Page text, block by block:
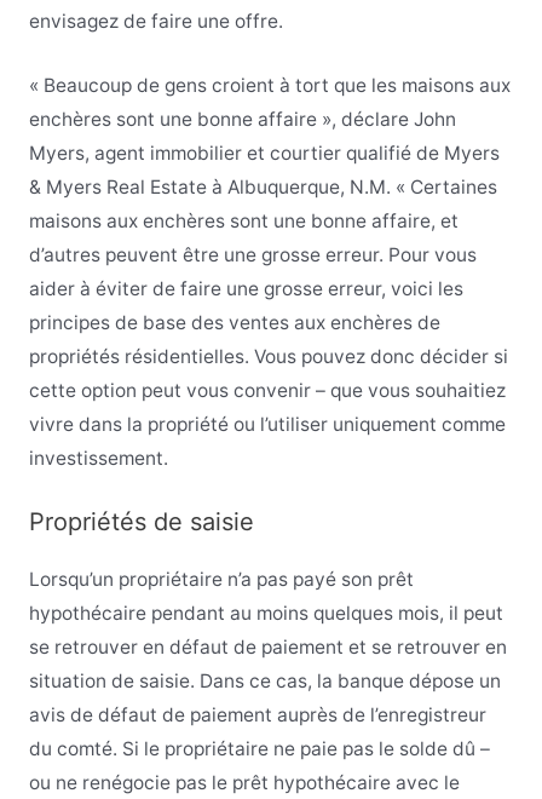
envisagez de faire une offre.
« Beaucoup de gens croient à tort que les maisons aux
enchères sont une bonne affaire », déclare John
Myers, agent immobilier et courtier qualifié de Myers
& Myers Real Estate à Albuquerque, N.M. « Certaines
maisons aux enchères sont une bonne affaire, et
d’autres peuvent être une grosse erreur. Pour vous
aider à éviter de faire une grosse erreur, voici les
principes de base des ventes aux enchères de
propriétés résidentielles. Vous pouvez donc décider si
cette option peut vous convenir – que vous souhaitiez
vivre dans la propriété ou l’utiliser uniquement comme
investissement.
Propriétés de saisie
Lorsqu’un propriétaire n’a pas payé son prêt
hypothécaire pendant au moins quelques mois, il peut
se retrouver en défaut de paiement et se retrouver en
situation de saisie. Dans ce cas, la banque dépose un
avis de défaut de paiement auprès de l’enregistreur
du comté. Si le propriétaire ne paie pas le solde dû –
ou ne renégocie pas le prêt hypothécaire avec le